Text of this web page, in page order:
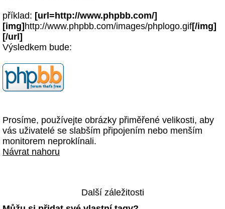
příklad: [url=http://www.phpbb.com/]
[img] http://www.phpbb.com/images/phplogo.gif[/img]
[/url]
Výsledkem bude:
Prosíme, používejte obrázky přiměřené velikosti, aby
vás uživatelé se slabším připojením nebo menším
monitorem neproklínali.
Návrat nahoru
Další záležitosti